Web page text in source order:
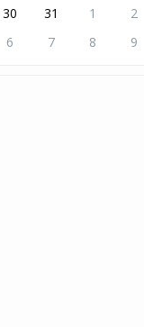
30 31 1 2
6 7 8 9